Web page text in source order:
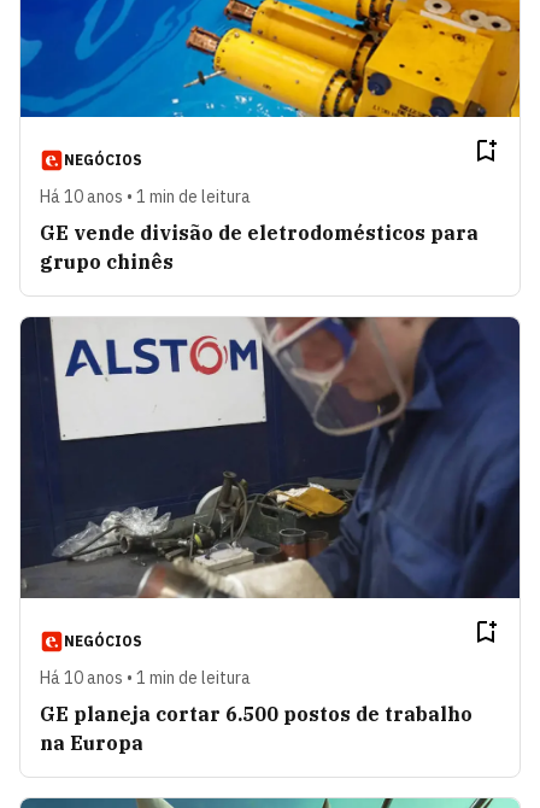
NEGÓCIOS
Há 10 anos • 1 min de leitura
GE vende divisão de eletrodomésticos para
grupo chinês
NEGÓCIOS
Há 10 anos • 1 min de leitura
GE planeja cortar 6.500 postos de trabalho
na Europa